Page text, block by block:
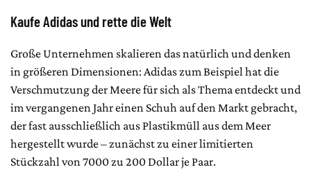
Kaufe Adidas und rette die Welt
Große Unternehmen skalieren das natürlich und denken
in größeren Dimensionen: Adidas zum Beispiel hat die
Verschmutzung der Meere für sich als Thema entdeckt und
im vergangenen Jahr einen Schuh auf den Markt gebracht,
der fast ausschließlich aus Plastikmüll aus dem Meer
hergestellt wurde – zunächst zu einer limitierten
Stückzahl von 7000 zu 200 Dollar je Paar.